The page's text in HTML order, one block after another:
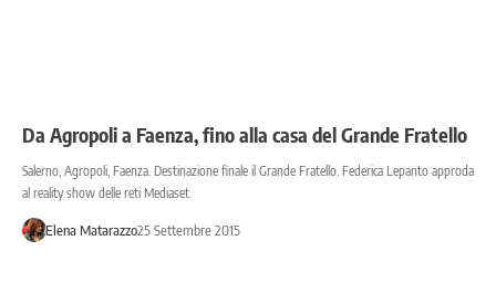
Da Agropoli a Faenza, fino alla casa del Grande Fratello
Salerno, Agropoli, Faenza. Destinazione finale il Grande Fratello. Federica Lepanto approda
al reality show delle reti Mediaset.
Elena Matarazzo25 Settembre 2015